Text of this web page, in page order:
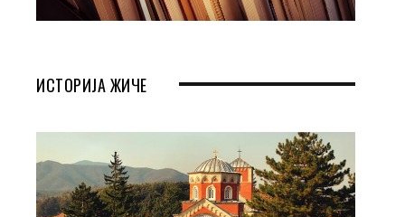
ИСТОРИЈА ЖИЧЕ